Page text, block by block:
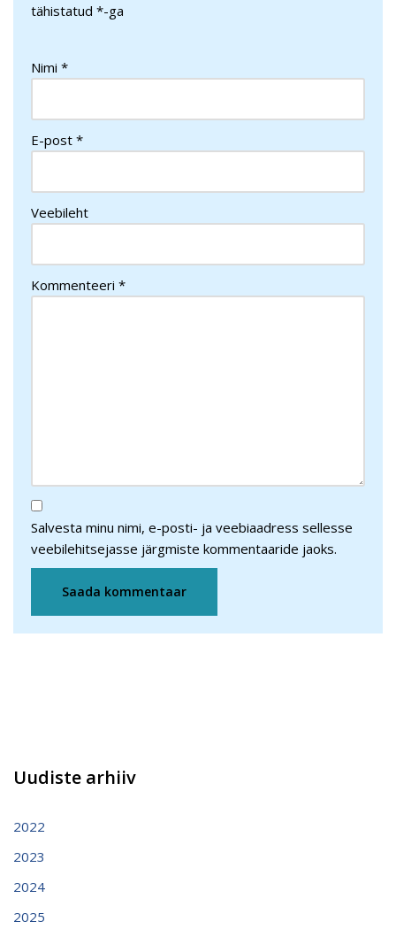
tähistatud *-ga
Nimi *
E-post *
Veebileht
Kommenteeri *
Salvesta minu nimi, e-posti- ja veebiaadress sellesse
veebilehitsejasse järgmiste kommentaaride jaoks.
Uudiste arhiiv
2022
2023
2024
2025